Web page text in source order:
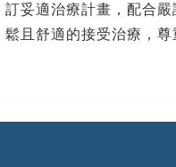
訂妥適治療計畫，配合
鬆且舒適的接受治療，尊